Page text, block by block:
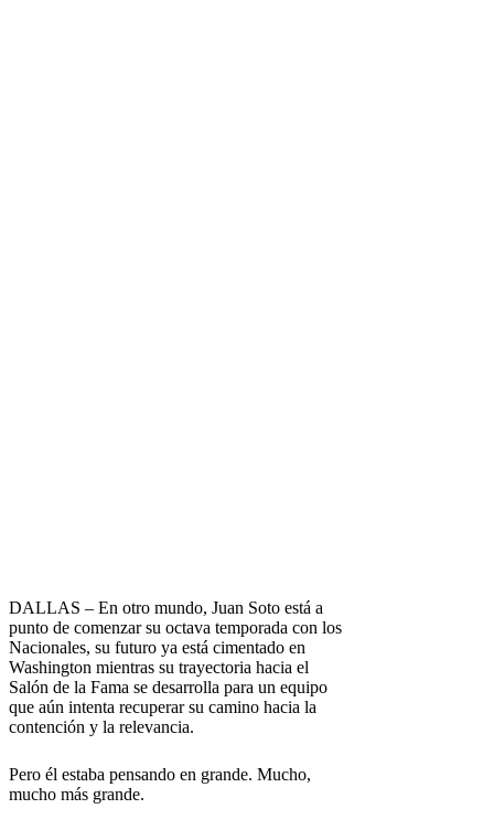
DALLAS – En otro mundo, Juan Soto está a
punto de comenzar su octava temporada con los
Nacionales, su futuro ya está cimentado en
Washington mientras su trayectoria hacia el
Salón de la Fama se desarrolla para un equipo
que aún intenta recuperar su camino hacia la
contención y la relevancia.
Pero él estaba pensando en grande. Mucho,
mucho más grande.